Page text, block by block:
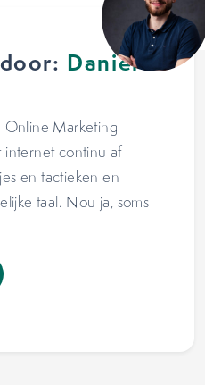
Daniël
Online Marketing
internet continu af
en tactieken en
taal. Nou ja, soms